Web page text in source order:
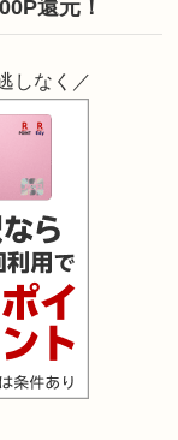
還元！
しなく／